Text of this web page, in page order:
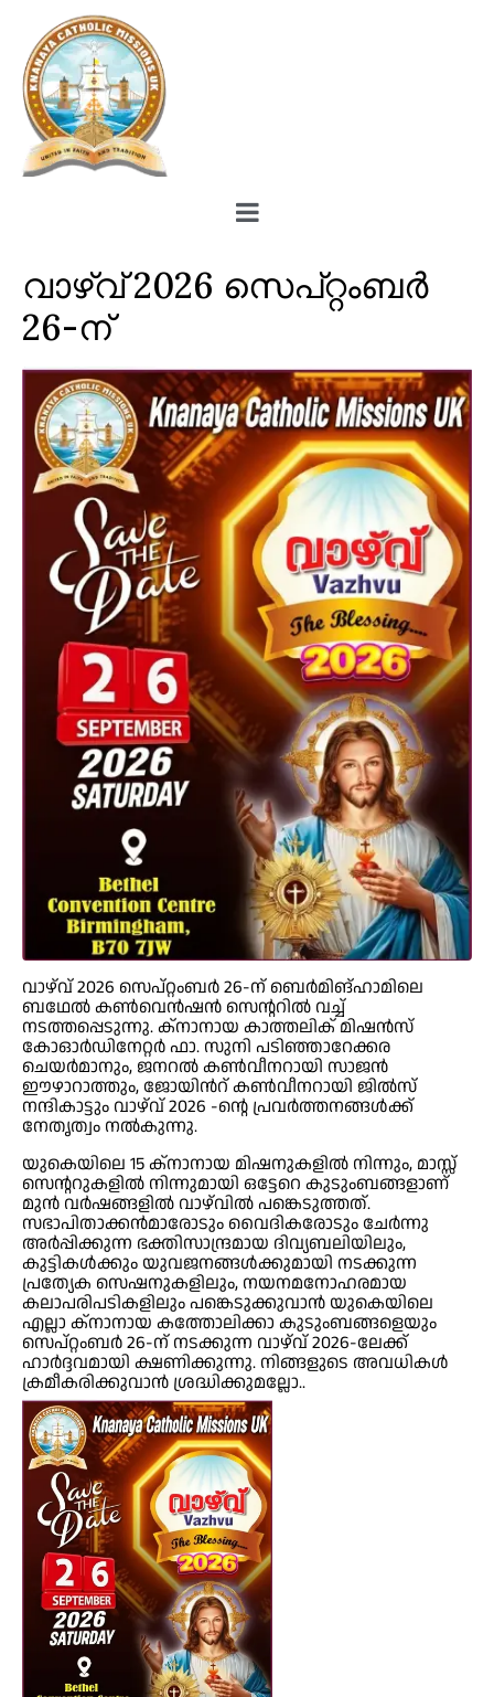
വാഴ്‌വ് 2026 സെപ്റ്റംബർ
26-ന്
വാഴ്‌വ് 2026 സെപ്റ്റംബർ 26-ന് ബെർമിങ്ഹാമിലെ
ബഥേൽ കൺവെൻഷൻ സെന്ററിൽ വച്ച്
നടത്തപ്പെടുന്നു. ക്നാനായ കാത്തലിക് മിഷൻസ്
കോഓർഡിനേറ്റർ ഫാ. സുനി പടിഞ്ഞാറേക്കര
ചെയർമാനും, ജനറൽ കൺവീനറായി സാജൻ
ഈഴാറാത്തും, ജോയിൻറ് കൺവീനറായി ജിൽസ്
നന്ദികാട്ടും വാഴ്‌വ് 2026 -ന്റെ പ്രവർത്തനങ്ങൾക്ക്
നേതൃത്വം നൽകുന്നു.
യുകെയിലെ 15 ക്നാനായ മിഷനുകളിൽ നിന്നും, മാസ്സ്
സെന്ററുകളിൽ നിന്നുമായി ഒട്ടേറെ കുടുംബങ്ങളാണ്
മുൻ വർഷങ്ങളിൽ വാഴ്‌വിൽ പങ്കെടുത്തത്.
സഭാപിതാക്കൻമാരോടും വൈദികരോടും ചേർന്നു
അർപ്പിക്കുന്ന ഭക്തിസാന്ദ്രമായ ദിവ്യബലിയിലും,
കുട്ടികൾക്കും യുവജനങ്ങൾക്കുമായി നടക്കുന്ന
പ്രത്യേക സെഷനുകളിലും, നയനമനോഹരമായ
കലാപരിപടികളിലും പങ്കെടുക്കുവാൻ യുകെയിലെ
എല്ലാ ക്നാനായ കത്തോലിക്കാ കുടുംബങ്ങളെയും
സെപ്റ്റംബർ 26-ന് നടക്കുന്ന വാഴ്‌വ് 2026-ലേക്ക്
ഹാർദ്ദവമായി ക്ഷണിക്കുന്നു. നിങ്ങളുടെ അവധികൾ
ക്രമീകരിക്കുവാൻ ശ്രദ്ധിക്കുമല്ലോ..